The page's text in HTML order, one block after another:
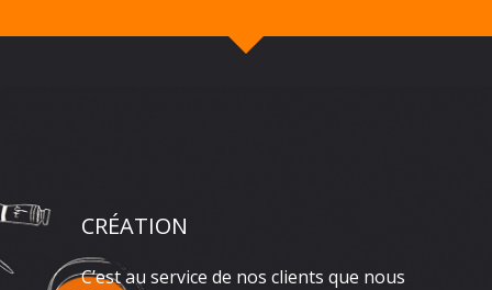
CRÉATION
C’est au service de nos clients que nous